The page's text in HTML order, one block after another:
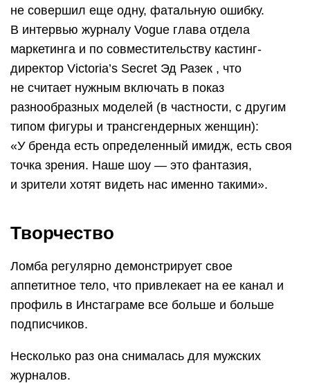
не совершил еще одну, фатальную ошибку.
В интервью журналу Vogue глава отдела
маркетинга и по совместительству кастинг-
директор Victoria’s Secret Эд Разек , что
не считает нужным включать в показ
разнообразных моделей (в частности, с другим
типом фигуры и трансгендерных женщин):
«У бренда есть определенный имидж, есть своя
точка зрения. Наше шоу — это фантазия,
и зрители хотят видеть нас именно такими».
Творчество
Ломба регулярно демонстрирует свое
аппетитное тело, что привлекает на ее канал и
профиль в Инстаграме все больше и больше
подписчиков.
Несколько раз она снималась для мужских
журналов.